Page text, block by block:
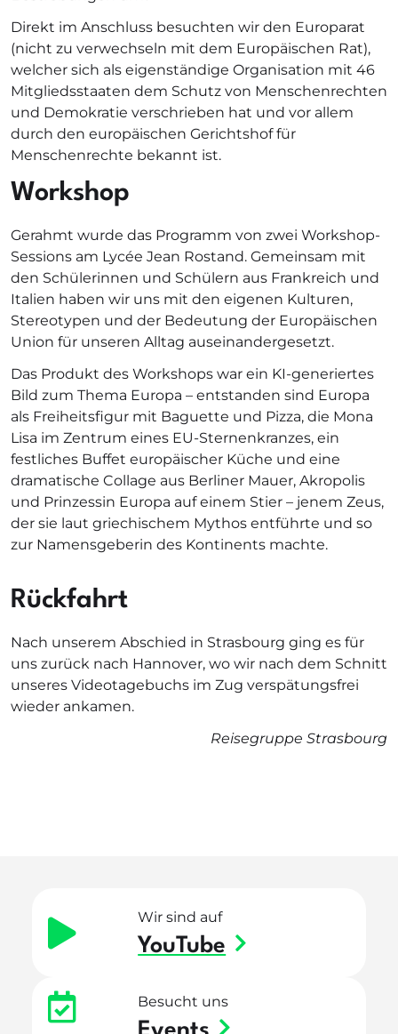
Direkt im Anschluss besuchten wir den Europarat
(nicht zu verwechseln mit dem Europäischen Rat),
welcher sich als eigenständige Organisation mit 46
Mitgliedsstaaten dem Schutz von Menschenrechten
und Demokratie verschrieben hat und vor allem
durch den europäischen Gerichtshof für
Menschenrechte bekannt ist.
Workshop
Gerahmt wurde das Programm von zwei Workshop-
Sessions am Lycée Jean Rostand. Gemeinsam mit
den Schülerinnen und Schülern aus Frankreich und
Italien haben wir uns mit den eigenen Kulturen,
Stereotypen und der Bedeutung der Europäischen
Union für unseren Alltag auseinandergesetzt.
Das Produkt des Workshops war ein KI-generiertes
Bild zum Thema Europa – entstanden sind Europa
als Freiheitsfigur mit Baguette und Pizza, die Mona
Lisa im Zentrum eines EU-Sternenkranzes, ein
festliches Buffet europäischer Küche und eine
dramatische Collage aus Berliner Mauer, Akropolis
und Prinzessin Europa auf einem Stier – jenem Zeus,
der sie laut griechischem Mythos entführte und so
zur Namensgeberin des Kontinents machte.
Rückfahrt
Nach unserem Abschied in Strasbourg ging es für
uns zurück nach Hannover, wo wir nach dem Schnitt
unseres Videotagebuchs im Zug verspätungsfrei
wieder ankamen.
Reisegruppe Strasbourg
Wir sind auf
YouTube
Besucht uns